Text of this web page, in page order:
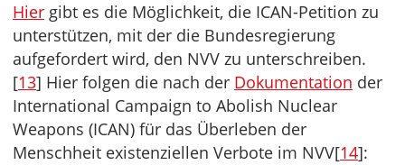
Hier gibt es die Möglichkeit, die ICAN-Petition zu
unterstützen, mit der die Bundesregierung
aufgefordert wird, den NVV zu unterschreiben.
[13] Hier folgen die nach der Dokumentation der
International Campaign to Abolish Nuclear
Weapons (ICAN) für das Überleben der
Menschheit existenziellen Verbote im NVV[14]: